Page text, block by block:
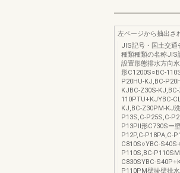
左ページから抽出さ
JIS記号・国土交通
種類種類の名称JIS
設置形態排水方向
形C1200S○BC-
P20HU-KJ,BC-
KJBC-Z30S-
110PTU+KJYBC-
KJ,BC-Z30PM-KJ
P13S,C-P25S,C-
P13PⅡ形C730Sー
P12P,C-P18PA,C-
C810S○YBC-
P110S,BC-
C830SYBC-
P110PM壁掛壁排